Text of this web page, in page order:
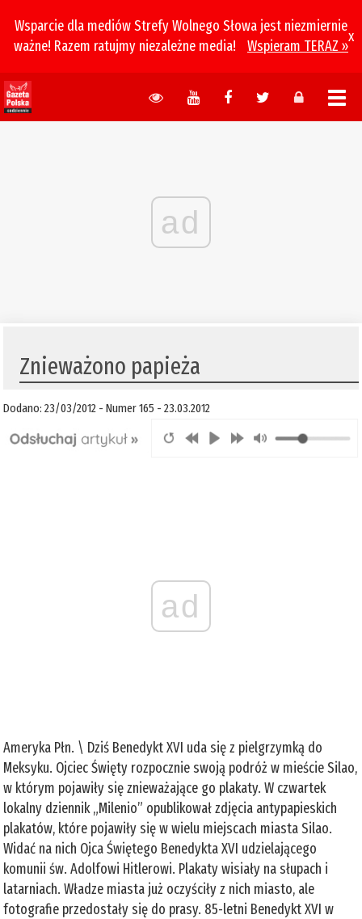
Wsparcie dla mediów Strefy Wolnego Słowa jest niezmiernie
ważne! Razem ratujmy niezależne media!
Wspieram TERAZ »
x
ad
Znieważono papieża
Dodano: 23/03/2012 - Numer 165 - 23.03.2012
ad
Ameryka Płn. \ Dziś Benedykt XVI uda się z pielgrzymką do
Meksyku. Ojciec Święty rozpocznie swoją podróż w mieście Silao,
w którym pojawiły się znieważające go plakaty. W czwartek
lokalny dziennik „Milenio” opublikował zdjęcia antypapieskich
plakatów, które pojawiły się w wielu miejscach miasta Silao.
Widać na nich Ojca Świętego Benedykta XVI udzielającego
komunii św. Adolfowi Hitlerowi. Plakaty wisiały na słupach i
latarniach. Władze miasta już oczyściły z nich miasto, ale
fotografie przedostały się do prasy. 85-letni Benedykt XVI w